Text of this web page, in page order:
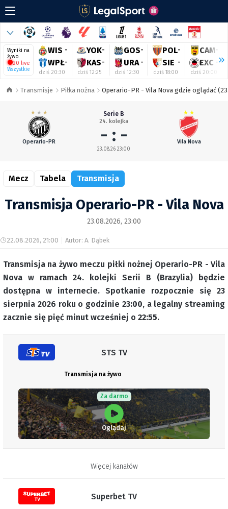
Wyniki na
żywo
20 live
Wszystkie
WIS -
WPŁ-
dziś 20:30
YOK-
KAS-
dziś 12:25
GOS-
URA -
dziś 12:30
POL-
SIE -
dziś 18:00
CAM-
EXC -
dziś 20:00
Transmisje Piłka nożna Operario-PR - Vila Nova gdzie oglądać
Operario-PR
Serie B
24. kolejka
- : -
23.08.26 23:00
Vila Nova
Mecz Tabela Transmisja
Transmisja Operario-PR - Vila Nova
23.08.2026, 23:00
22.08.2026, 21:00 Autor: A. Dąbek
Transmisja na żywo meczu piłki nożnej Operario-PR - Vila
Nova w ramach 24. kolejki Serii B (Brazylia) będzie
dostępna w internecie. Spotkanie rozpocznie się 23
sierpnia 2026 roku o godzinie 23:00, a legalny streaming
zacznie się pięć minut wcześniej o 22:55.
STS TV
Transmisja na żywo
Za darmo
Oglądaj
Więcej kanałów
Superbet TV